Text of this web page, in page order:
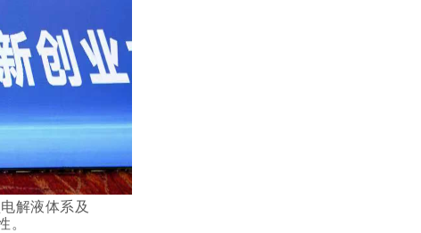
解液体系及
。